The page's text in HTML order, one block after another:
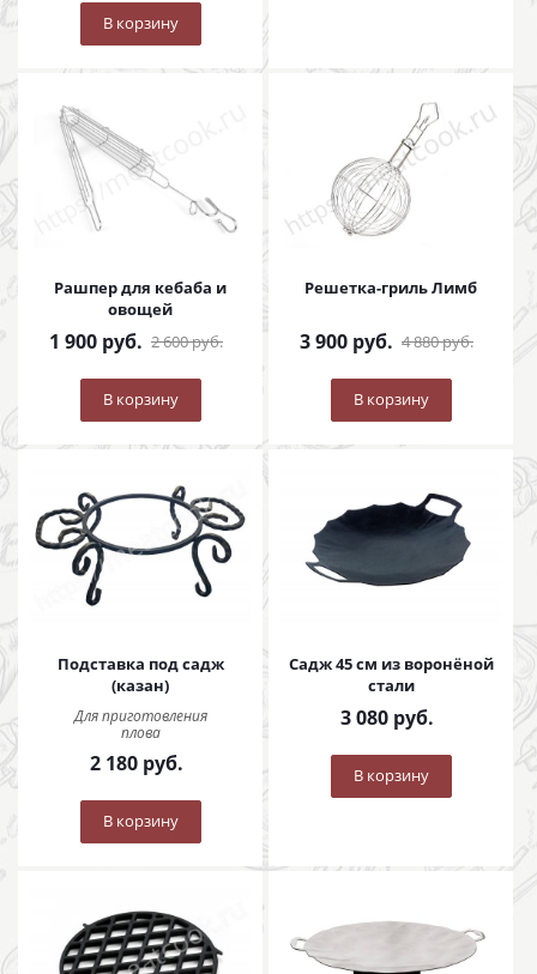
В корзину
Рашпер для кебаба и
овощей
1 900 руб. 2 600руб.
В корзину
Решетка-гриль Лимб
3 900 руб. 4 880руб.
В корзину
Подставка под садж
(казан)
Для приготовления
плова
2 180руб.
В корзину
Садж 45 см из воронёной
стали
3 080руб.
В корзину